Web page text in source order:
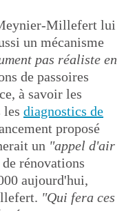
Millefert lui
un mécanisme
pas réaliste en
de passoires
à savoir les
les diagnostics de
proposé
un "appel d'air
rénovations
aujourd'hui,
"Qui fera ces